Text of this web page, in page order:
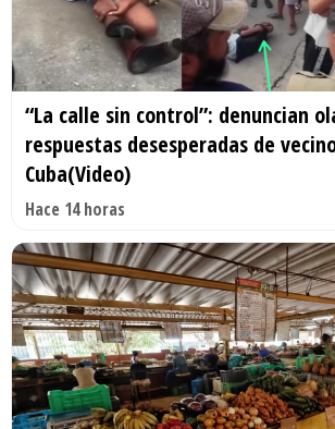
“La calle sin control”: denuncian
respuestas desesperadas de
Cuba(Video)
Hace 14 horas